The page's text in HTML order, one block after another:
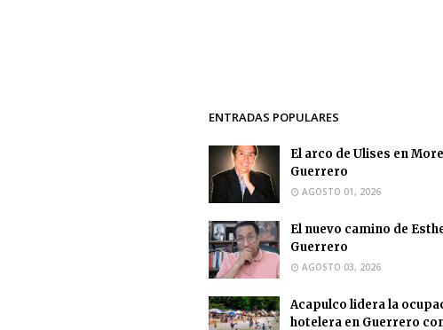
ENTRADAS POPULARES
El arco de Ulises en
Guerrero
AGOSTO 01, 2026
El nuevo camino de
Guerrero
AGOSTO 03, 2026
Acapulco lidera la
hotelera en Guerrero